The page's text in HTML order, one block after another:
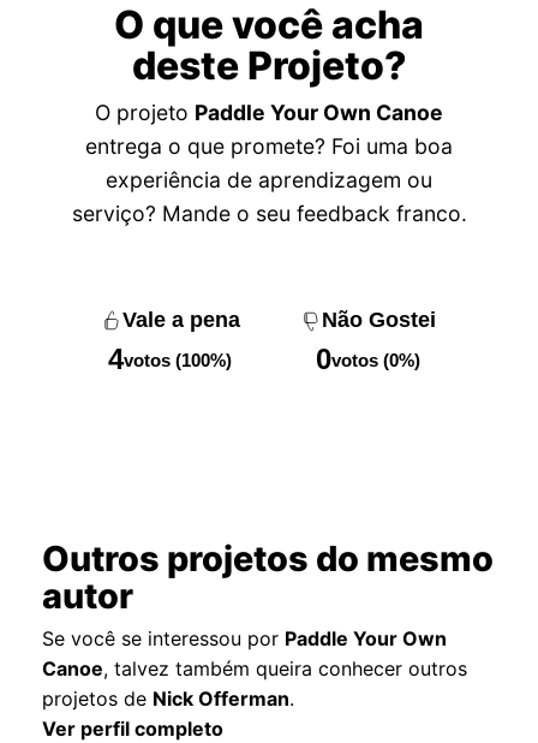
O que você acha
deste Projeto?
O projeto Paddle Your Own Canoe
entrega o que promete? Foi uma boa
experiência de aprendizagem ou
serviço? Mande o seu feedback franco.
Vale a pena
4votos (100%)
Não Gostei
0votos (0%)
Outros projetos do mesmo
autor
Se você se interessou por Paddle Your Own
Canoe, talvez também queira conhecer outros
projetos de Nick Offerman.
Ver perfil completo